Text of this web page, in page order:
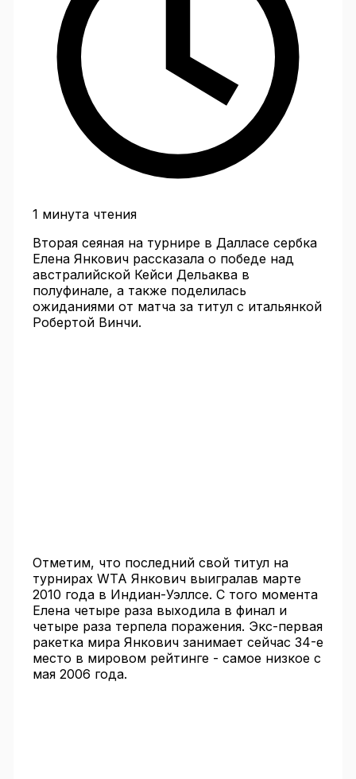
1 минута чтения
Вторая сеяная на турнире в Далласе сербка
Елена Янкович рассказала о победе над
австралийской Кейси Дельаква в
полуфинале, а также поделилась
ожиданиями от матча за титул с итальянкой
Робертой Винчи.
Отметим, что последний свой титул на
турнирах WTA Янкович выигралав марте
2010 года в Индиан-Уэллсе. С того момента
Елена четыре раза выходила в финал и
четыре раза терпела поражения. Экс-первая
ракетка мира Янкович занимает сейчас 34-е
место в мировом рейтинге - самое низкое с
мая 2006 года.